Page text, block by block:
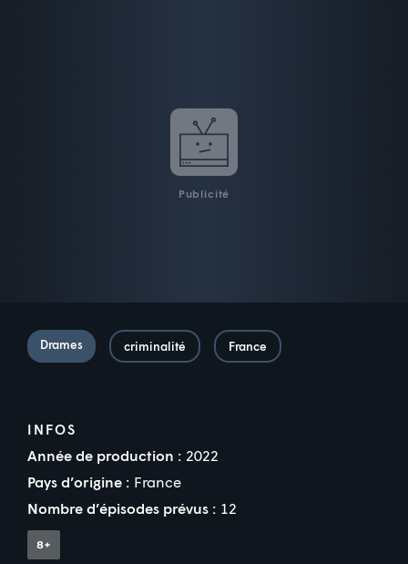
Publicité
Drames criminalité France
INFOS
Année de production : 2022
Pays d’origine : France
Nombre d’épisodes prévus : 12